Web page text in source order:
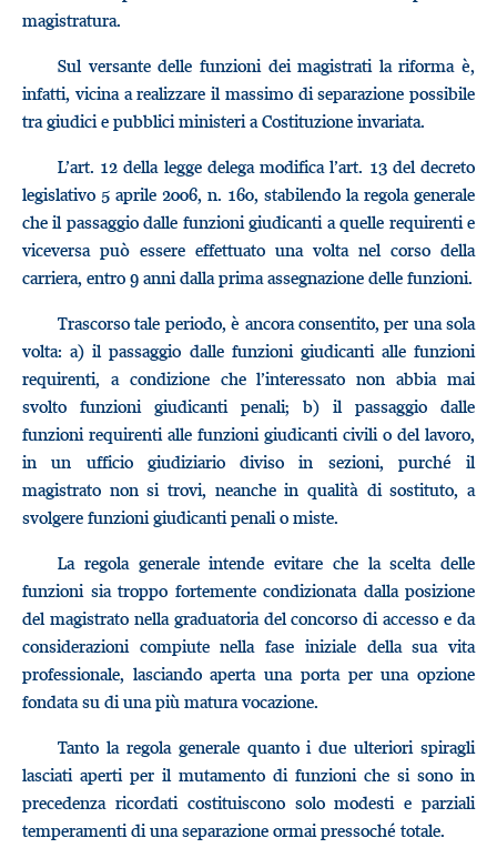
magistratura.
Sul versante delle funzioni dei magistrati la riforma è,
infatti, vicina a realizzare il massimo di separazione possibile
tra giudici e pubblici ministeri a Costituzione invariata.
L’art. 12 della legge delega modifica l’art. 13 del decreto
legislativo 5 aprile 2006, n. 160, stabilendo la regola generale
che il passaggio dalle funzioni giudicanti a quelle requirenti e
viceversa può essere effettuato una volta nel corso della
carriera, entro 9 anni dalla prima assegnazione delle funzioni.
Trascorso tale periodo, è ancora consentito, per una sola
volta: a) il passaggio dalle funzioni giudicanti alle funzioni
requirenti, a condizione che l’interessato non abbia mai
svolto funzioni giudicanti penali; b) il passaggio dalle
funzioni requirenti alle funzioni giudicanti civili o del lavoro,
in un ufficio giudiziario diviso in sezioni, purché il
magistrato non si trovi, neanche in qualità di sostituto, a
svolgere funzioni giudicanti penali o miste.
La regola generale intende evitare che la scelta delle
funzioni sia troppo fortemente condizionata dalla posizione
del magistrato nella graduatoria del concorso di accesso e da
considerazioni compiute nella fase iniziale della sua vita
professionale, lasciando aperta una porta per una opzione
fondata su di una più matura vocazione.
Tanto la regola generale quanto i due ulteriori spiragli
lasciati aperti per il mutamento di funzioni che si sono in
precedenza ricordati costituiscono solo modesti e parziali
temperamenti di una separazione ormai pressoché totale.